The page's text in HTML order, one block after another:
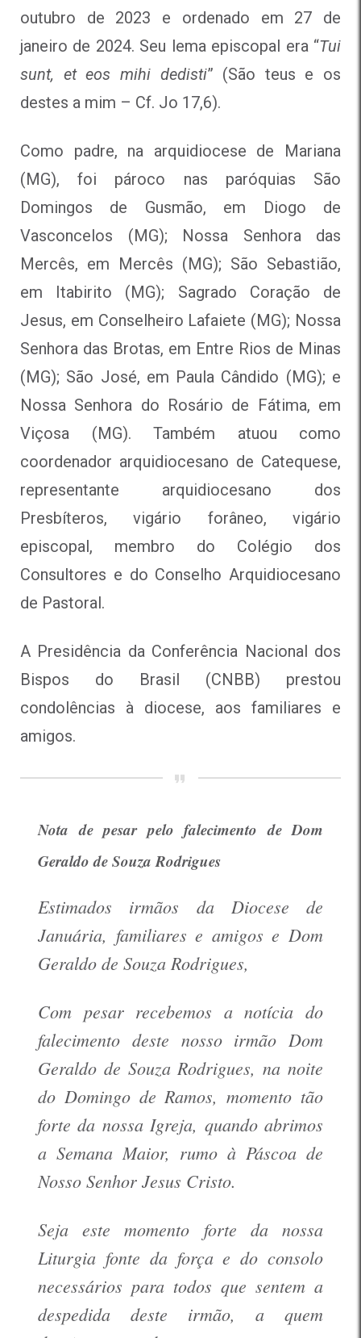
outubro de 2023 e ordenado em 27 de
janeiro de 2024. Seu lema episcopal era “Tui
sunt, et eos mihi dedisti” (São teus e os
destes a mim – Cf. Jo 17,6).
Como padre, na arquidiocese de Mariana
(MG), foi pároco nas paróquias São
Domingos de Gusmão, em Diogo de
Vasconcelos (MG); Nossa Senhora das
Mercês, em Mercês (MG); São Sebastião,
em Itabirito (MG); Sagrado Coração de
Jesus, em Conselheiro Lafaiete (MG); Nossa
Senhora das Brotas, em Entre Rios de Minas
(MG); São José, em Paula Cândido (MG); e
Nossa Senhora do Rosário de Fátima, em
Viçosa (MG). Também atuou como
coordenador arquidiocesano de Catequese,
representante arquidiocesano dos
Presbíteros, vigário forâneo, vigário
episcopal, membro do Colégio dos
Consultores e do Conselho Arquidiocesano
de Pastoral.
A Presidência da Conferência Nacional dos
Bispos do Brasil (CNBB) prestou
condolências à diocese, aos familiares e
amigos.
Nota de pesar pelo falecimento de Dom
Geraldo de Souza Rodrigues
Estimados irmãos da Diocese de
Januária, familiares e amigos e Dom
Geraldo de Souza Rodrigues,
Com pesar recebemos a notícia do
falecimento deste nosso irmão Dom
Geraldo de Souza Rodrigues, na noite
do Domingo de Ramos, momento tão
forte da nossa Igreja, quando abrimos
a Semana Maior, rumo à Páscoa de
Nosso Senhor Jesus Cristo.
Seja este momento forte da nossa
Liturgia fonte da força e do consolo
necessários para todos que sentem a
despedida deste irmão, a quem